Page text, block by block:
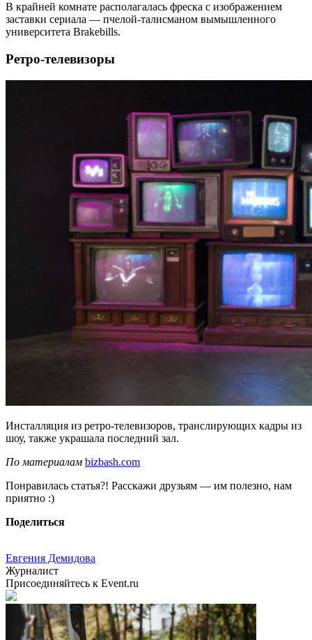
В крайней комнате располагалась фреска с изображением
заставки сериала — пчелой-талисманом вымышленного
университета Brakebills.
Ретро-телевизоры
Инсталляция из ретро-телевизоров, транслирующих кадры из
шоу, также украшала последний зал.
По материалам bizbash.com
Понравилась статья?! Расскажи друзьям — им полезно, нам
приятно :)
Поделиться
Евгения Демидова
Журналист
Присоединяйтесь к Event.ru